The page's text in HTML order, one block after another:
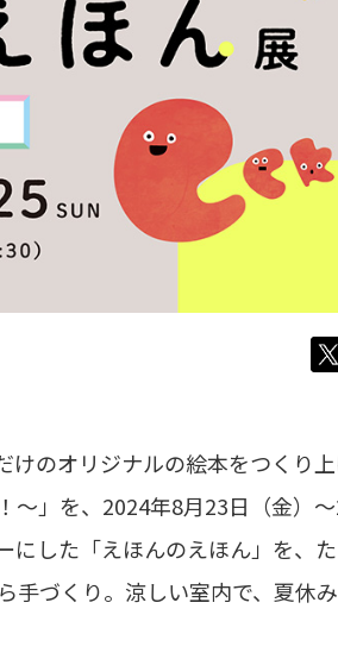
けのオリジナルの絵本をつくり
」を、2024年8月23日（金）
にした「えほんのえほん」を、た
手づくり。涼しい室内で、夏休